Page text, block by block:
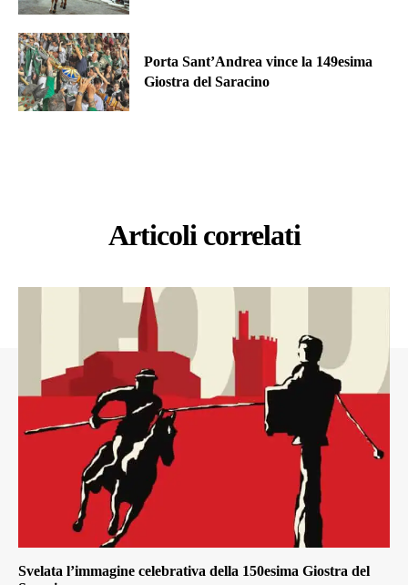
Porta Sant’Andrea vince la 149esima
Giostra del Saracino
Articoli correlati
Svelata l’immagine celebrativa della 150esima Giostra del